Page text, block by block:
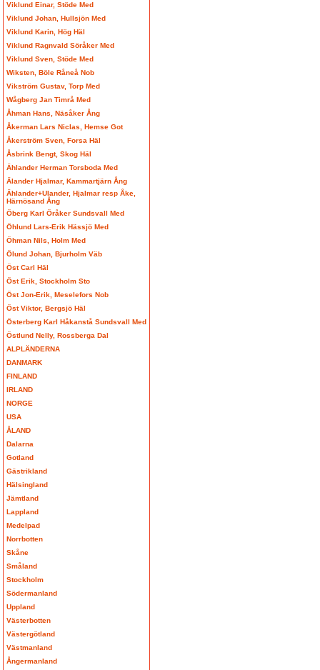
Viklund Einar, Stöde Med
Viklund Johan, Hullsjön Med
Viklund Karin, Hög Häl
Viklund Ragnvald Söråker Med
Viklund Sven, Stöde Med
Wiksten, Böle Råneå Nob
Vikström Gustav, Torp Med
Wågberg Jan Timrå Med
Åhman Hans, Näsåker Ång
Åkerman Lars Niclas, Hemse Got
Åkerström Sven, Forsa Häl
Åsbrink Bengt, Skog Häl
Ählander Herman Torsboda Med
Älander Hjalmar, Kammartjärn Ång
Ählander+Ulander, Hjalmar resp Åke,
Härnösand Ång
Öberg Karl Öråker Sundsvall Med
Öhlund Lars-Erik Hässjö Med
Öhman Nils, Holm Med
Ölund Johan, Bjurholm Väb
Öst Carl Häl
Öst Erik, Stockholm Sto
Öst Jon-Erik, Meselefors Nob
Öst Viktor, Bergsjö Häl
Österberg Karl Håkanstå Sundsvall Med
Östlund Nelly, Rossberga Dal
ALPLÄNDERNA
DANMARK
FINLAND
IRLAND
NORGE
USA
ÅLAND
Dalarna
Gotland
Gästrikland
Hälsingland
Jämtland
Lappland
Medelpad
Norrbotten
Skåne
Småland
Stockholm
Södermanland
Uppland
Västerbotten
Västergötland
Västmanland
Ångermanland